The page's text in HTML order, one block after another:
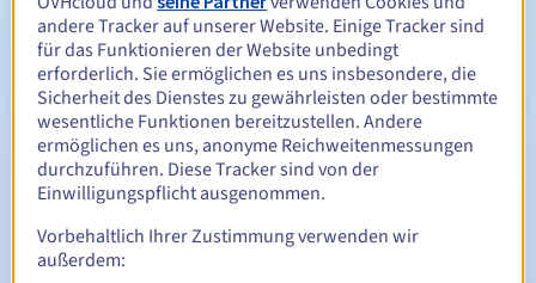
Verlängerungszeitraum Zwischen 1 und 10 Jahren
Rückgewinnungsfrist
Automatische Benachrichtigungen:
Warn-E-Mails: 60, 30, 15, 7 und 3 Tage vor dem
Ablaufdatum
andere Tracker auf unserer Website. Einige Tracker sind
für das Funktionieren der Website unbedingt
erforderlich. Sie ermöglichen es uns insbesondere, die
Sicherheit des Dienstes zu gewährleisten oder bestimmte
wesentliche Funktionen bereitzustellen. Andere
ermöglichen es uns, anonyme Reichweitenmessungen
durchzuführen. Diese Tracker sind von der
Einwilligungspflicht ausgenommen.
Vorbehaltlich Ihrer Zustimmung verwenden wir
außerdem: